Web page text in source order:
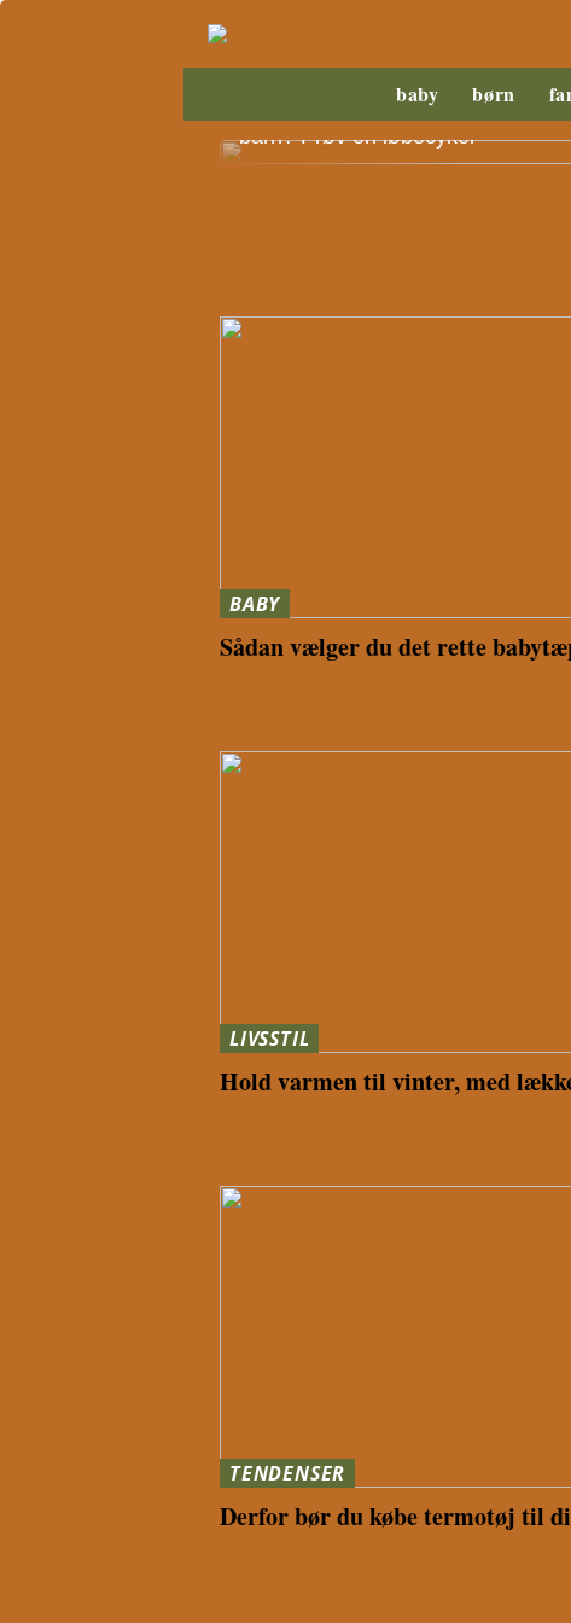
baby børn
Savner du motorisk træning til dit
barn? Prøv en løbecykel
BABY
Sådan vælger du det rette
LIVSSTIL
Hold varmen til vinter, med
TENDENSER
Derfor bør du købe termotøj til